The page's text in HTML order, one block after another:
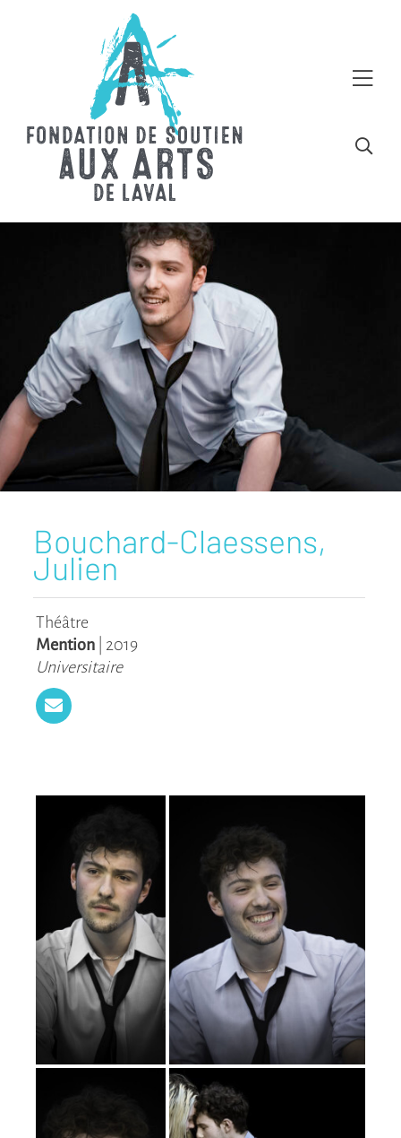
Bouchard-Claessens,
Julien
Théâtre
Mention
2019
Universitaire